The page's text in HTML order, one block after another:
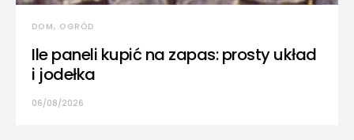
DOM, OGRÓD
Ile paneli kupić na zapas: prosty układ
i jodełka
06/08/2026